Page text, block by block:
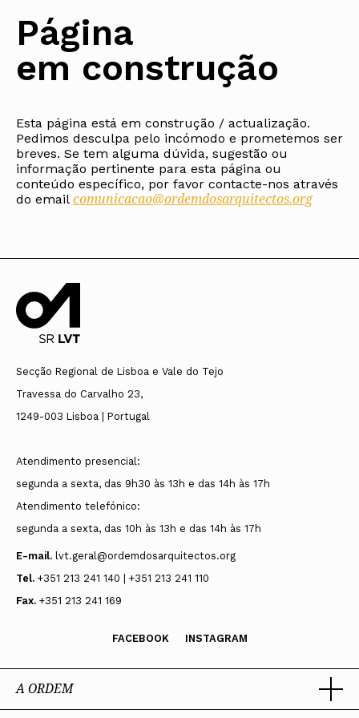
Nacional
Conselho Fiscal
Conselho Diretivo Regional
Conselho de Disciplina
Regional
Colégios
CAU
Glossário de
Arquitectura de
Autor
Protocolos
Institucionais
Protocolos Comerciais
SILUC
Apoio jurídico
Madeira
Açores
Notícias
Centro
Lisboa e Vale do Tejo
Alentejo
Algarve
Madeira
Açores
Página
em construção
Esta página está em construção / actualização.
Pedimos desculpa pelo incómodo e prometemos ser
breves. Se tem alguma dúvida, sugestão ou
informação pertinente para esta página ou
conteúdo específico, por favor contacte-nos através
do email comunicacao@ordemdosarquitectos.org
Secção Regional de Lisboa e Vale do Tejo
Travessa do Carvalho 23,
1249-003 Lisboa | Portugal
Atendimento presencial:
segunda a sexta, das 9h30 às 13h e das 14h às 17h
Atendimento telefónico:
segunda a sexta, das 10h às 13h e das 14h às 17h
E-mail. lvt.geral@ordemdosarquitectos.org
Tel. +351 213 241 140 | +351 213 241 110
Fax. +351 213 241 169
FACEBOOK INSTAGRAM
A ORDEM